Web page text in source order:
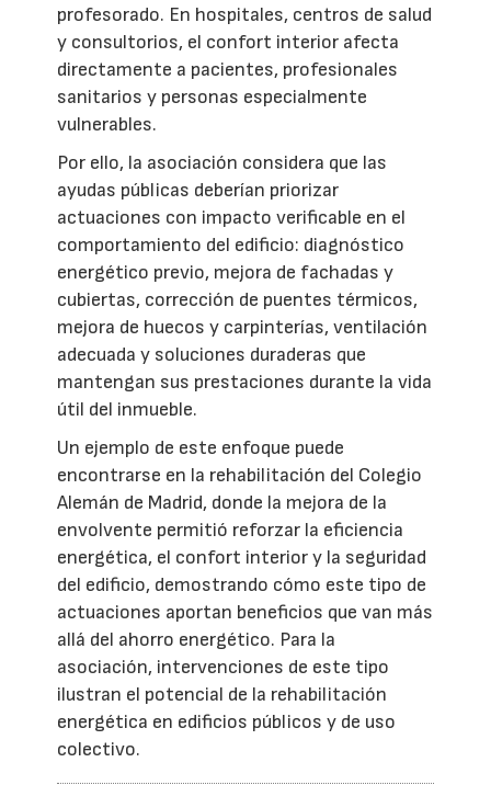
profesorado. En hospitales, centros de salud
y consultorios, el confort interior afecta
directamente a pacientes, profesionales
sanitarios y personas especialmente
vulnerables.
Por ello, la asociación considera que las
ayudas públicas deberían priorizar
actuaciones con impacto verificable en el
comportamiento del edificio: diagnóstico
energético previo, mejora de fachadas y
cubiertas, corrección de puentes térmicos,
mejora de huecos y carpinterías, ventilación
adecuada y soluciones duraderas que
mantengan sus prestaciones durante la vida
útil del inmueble.
Un ejemplo de este enfoque puede
encontrarse en la rehabilitación del Colegio
Alemán de Madrid, donde la mejora de la
envolvente permitió reforzar la eficiencia
energética, el confort interior y la seguridad
del edificio, demostrando cómo este tipo de
actuaciones aportan beneficios que van más
allá del ahorro energético. Para la
asociación, intervenciones de este tipo
ilustran el potencial de la rehabilitación
energética en edificios públicos y de uso
colectivo.